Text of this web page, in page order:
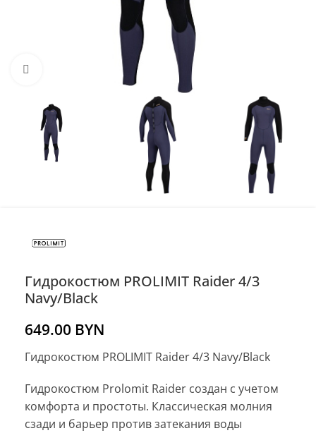
Нажмите, чтобы увеличить
Гидрокостюм PROLIMIT Raider 4/3
Navy/Black
649.00 BYN
Гидрокостюм PROLIMIT Raider 4/3 Navy/Black
Гидрокостюм Prolomit Raider создан с учетом
комфорта и простоты. Классическая молния
сзади и барьер против затекания воды